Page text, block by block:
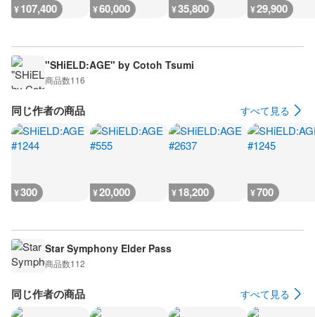
¥107,400 ¥60,000 ¥35,800 ¥29,900
"SHiELD:AGE" by Cotoh Tsumi
商品数116
同じ作者の商品 すべて見る
¥300 ¥20,000 ¥18,200 ¥700
Star Symphony Elder Pass
商品数112
同じ作者の商品 すべて見る